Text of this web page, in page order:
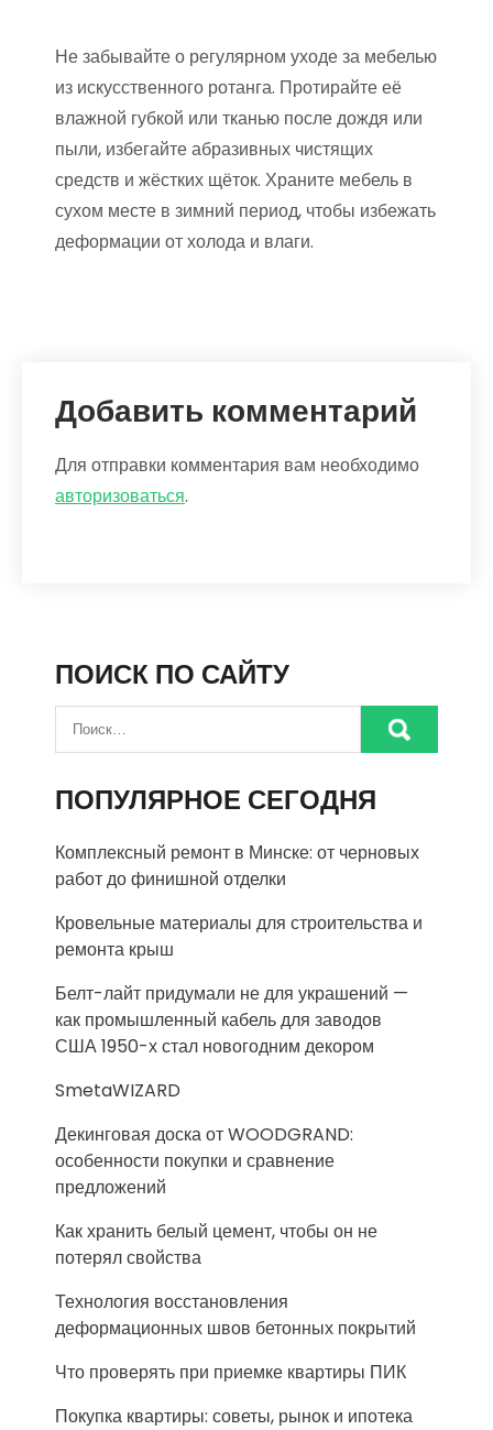
Не забывайте о регулярном уходе за мебелью
из искусственного ротанга. Протирайте её
влажной губкой или тканью после дождя или
пыли, избегайте абразивных чистящих
средств и жёстких щёток. Храните мебель в
сухом месте в зимний период, чтобы избежать
деформации от холода и влаги.
Добавить комментарий
Для отправки комментария вам необходимо
авторизоваться.
ПОИСК ПО САЙТУ
ПОПУЛЯРНОЕ СЕГОДНЯ
Комплексный ремонт в Минске: от черновых
работ до финишной отделки
Кровельные материалы для строительства и
ремонта крыш
Белт-лайт придумали не для украшений —
как промышленный кабель для заводов
США 1950-х стал новогодним декором
SmetaWIZARD
Декинговая доска от WOODGRAND:
особенности покупки и сравнение
предложений
Как хранить белый цемент, чтобы он не
потерял свойства
Технология восстановления
деформационных швов бетонных покрытий
Что проверять при приемке квартиры ПИК
Покупка квартиры: советы, рынок и ипотека